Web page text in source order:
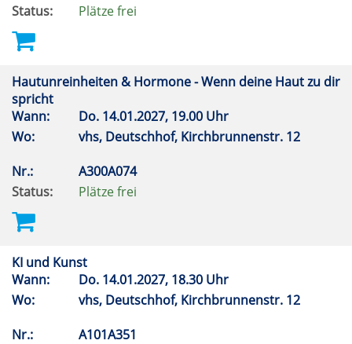
Status:
Plätze frei
Hautunreinheiten & Hormone - Wenn deine Haut zu dir
spricht
Wann:
Do. 14.01.2027, 19.00 Uhr
Wo:
vhs, Deutschhof, Kirchbrunnenstr. 12
Nr.:
A300A074
Status:
Plätze frei
KI und Kunst
Wann:
Do. 14.01.2027, 18.30 Uhr
Wo:
vhs, Deutschhof, Kirchbrunnenstr. 12
Nr.:
A101A351